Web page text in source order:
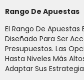
Rango De Apuestas
El Rango De Apuestas
Diseñado Para Ser
Presupuestos. Las
Hasta Niveles Más
Adaptar Sus